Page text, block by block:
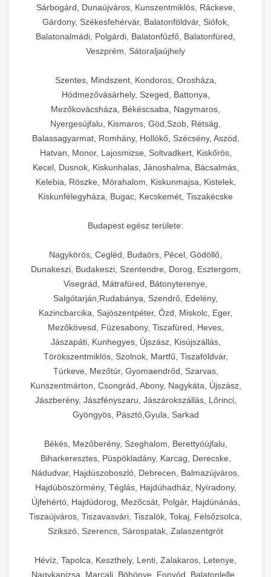
Sárbogárd, Dunaújváros, Kunszentmiklós, Ráckeve,
Gárdony, Székesfehérvár, Balatonföldvár, Siófok,
Balatonalmádi, Polgárdi, Balatonfűzfő, Balatonfüred,
Veszprém, Sátoraljaújhely
Szentes, Mindszent, Kondoros, Orosháza,
Hódmezővásárhely, Szeged, Battonya,
Mezőkovácsháza, Békéscsaba, Nagymaros,
Nyergesújfalu, Kismaros, Göd,Szob, Rétság,
Balassagyarmat, Romhány, Hollókő, Szécsény, Aszód,
Hatvan, Monor, Lajosmizse, Soltvadkert, Kiskőrös,
Kecel, Dusnok, Kiskunhalas, Jánoshalma, Bácsalmás,
Kelebia, Röszke, Mórahalom, Kiskunmajsa, Kistelek,
Kiskunfélegyháza, Bugac, Kecskemét, Tiszakécske
Budapest egész területe:
Nagykörös, Cegléd, Budaörs, Pécel, Gödöllő,
Dunakeszi, Budakeszi, Szentendre, Dorog, Esztergom,
Visegrád, Mátrafüred, Bátonyterenye,
Salgótarján,Rudabánya, Szendrő, Edelény,
Kazincbarcika, Sajószentpéter, Ózd, Miskolc, Eger,
Mezőkövesd, Füzesabony, Tiszafüred, Heves,
Jászapáti, Kunhegyes, Újszász, Kisújszállás,
Törökszentmiklós, Szolnok, Martfű, Tiszaföldvár,
Túrkeve, Mezőtúr, Gyomaendrőd, Szarvas,
Kunszentmárton, Csongrád, Abony, Nagykáta, Újszász,
Jászberény, Jászfényszaru, Jászárokszállás, Lőrinci,
Gyöngyös, Pásztó,Gyula, Sarkad
Békés, Mezőberény, Szeghalom, Berettyóújfalu,
Biharkeresztes, Püspökladány, Karcag, Derecske,
Nádudvar, Hajdúszoboszló, Debrecen, Balmazújváros,
Hajdúböszörmény, Téglás, Hajdúhadház, Nyíradony,
Újfehértó, Hajdúdorog, Mezőcsát, Polgár, Hajdúnánás,
Tiszaújváros, Tiszavasvári, Tiszalök, Tokaj, Felsőzsolca,
Szikszó, Szerencs, Sárospatak, Zalaszentgrót
Hévíz, Tapolca, Keszthely, Lenti, Zalakaros, Letenye,
Nagykanizsa, Marcali, Böhönye, Fonyód, Balatonlelle,